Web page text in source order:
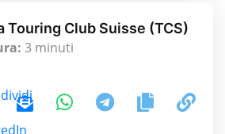
Touring Club Suisse (TCS)
3 minuti